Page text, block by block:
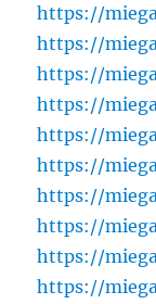
https://
https://
https://
https://
https://
https://
https://
https://
https://
https://